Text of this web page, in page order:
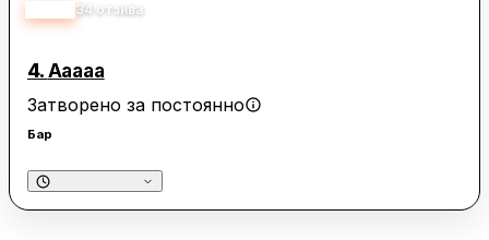
34 отзива
4. Aaaaa
Затворено за постоянно
Бар